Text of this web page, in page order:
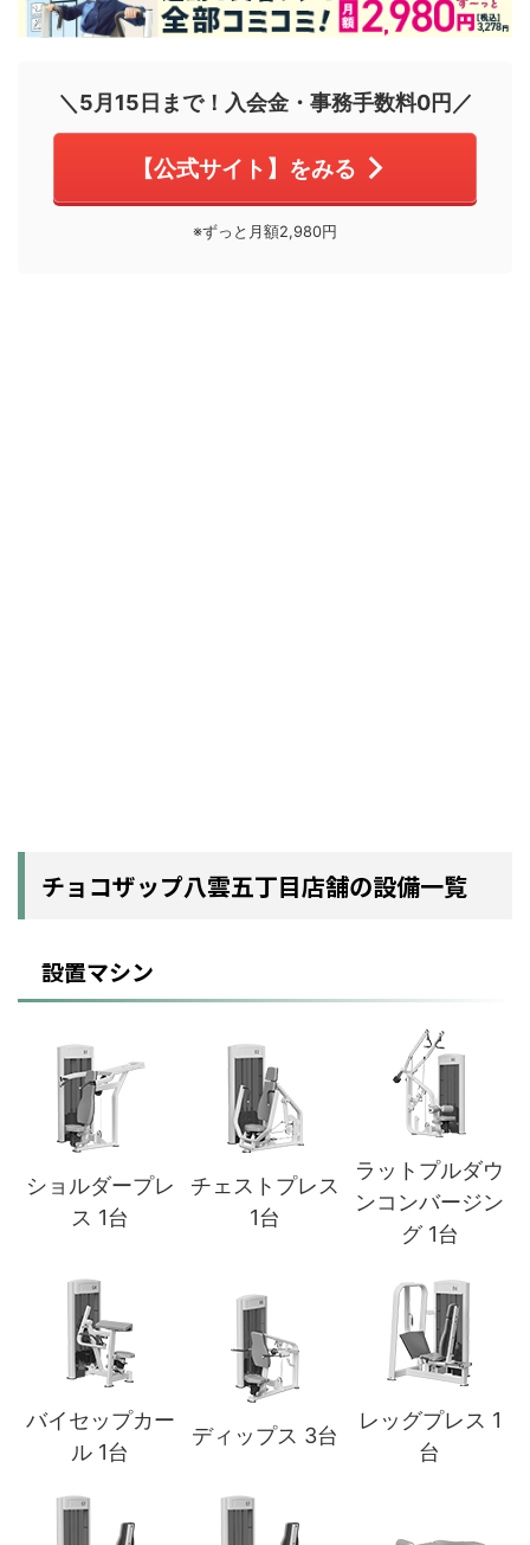
＼5月15日まで！入会金・事務手数料0円／
【公式サイト】をみる
※ずっと月額2,980円
チョコザップ八雲五丁目店舗の設備一覧
設置マシン
ショルダープレ
ス 1台
チェストプレス
1台
ラットプルダウ
ンコンバージン
グ 1台
バイセップカー
ル 1台
ディップス 3台
レッグプレス 1
台